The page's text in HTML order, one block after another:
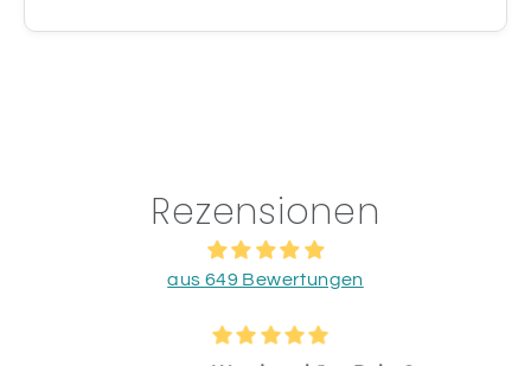
Rezensionen
aus 649 Bewertungen